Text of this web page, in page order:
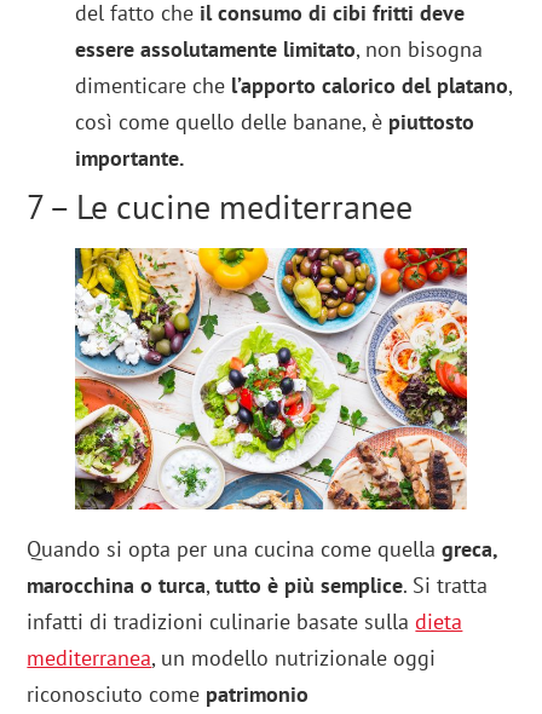
del fatto che il consumo di cibi fritti deve
essere assolutamente limitato, non bisogna
dimenticare che l’apporto calorico del platano,
così come quello delle banane, è piuttosto
importante.
7 – Le cucine mediterranee
Quando si opta per una cucina come quellagreca,
marocchina o turca,tutto è più semplice. Si tratta
infatti di tradizioni culinarie basate sulladieta
mediterranea, un modello nutrizionale oggi
riconosciuto come patrimonio